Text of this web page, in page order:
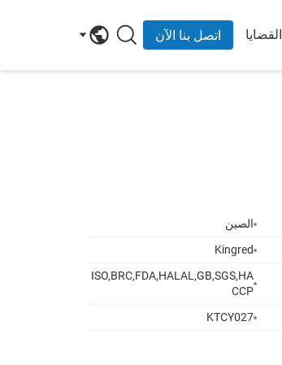
القضايا اتصل بنا الآن
الصين
Kingred
ISO,BRC,FDA,HALAL,GB,SGS,HA
CCP
KTCY027